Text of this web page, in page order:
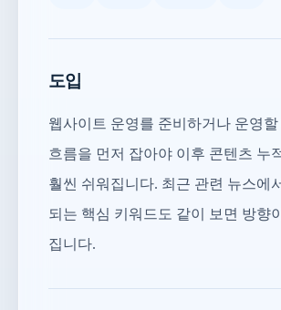
도입
웹사이트 운영를 준비하거나 운영할
흐름을 먼저 잡아야 이후 콘텐츠 누
훨씬 쉬워집니다. 최근 관련 뉴스에
되는 핵심 키워드도 같이 보면 방향
집니다.